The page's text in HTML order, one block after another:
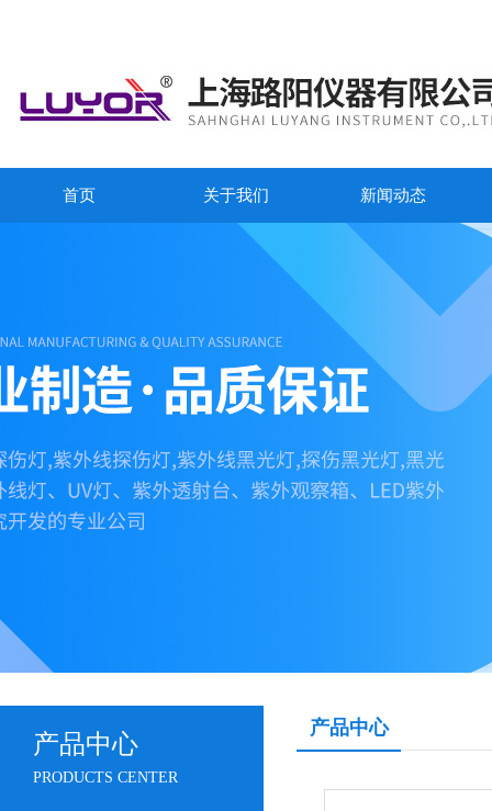
首页 关于我们 新闻动态
产品中心
PRODUCTS CENTER
产品中心